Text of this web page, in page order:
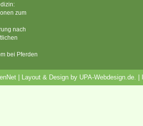
zum
nach
bei Pferden
| Layout & Design by UPA-Webdesign.de.